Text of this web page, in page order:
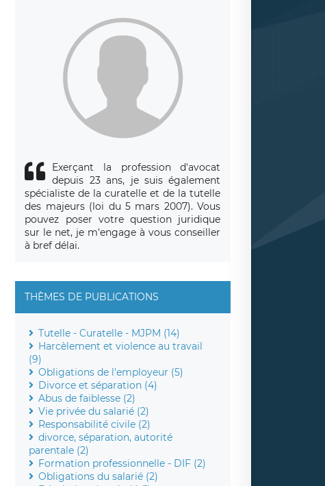
Exerçant la profession d'avocat
depuis 23 ans, je suis également
spécialiste de la curatelle et de la tutelle
des majeurs (loi du 5 mars 2007). Vous
pouvez poser votre question juridique
sur le net, je m'engage à vous conseiller
à bref délai.
THÈMES DE PUBLICATIONS
Tutelle - Curatelle - MJPM (14)
Harcèlement et violence au travail
(9)
Obligations de l'employeur (5)
Divorce et séparation (4)
Abus de faiblesse (2)
Vie privée du salarié (2)
Responsabilité civile (2)
divorce, séparation, autorité
parentale (2)
Formation professionnelle - DIF (2)
Obligations du salarié (2)